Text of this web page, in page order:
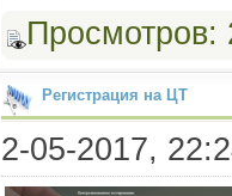
Регистрация на ЦТ
2-05-2017,